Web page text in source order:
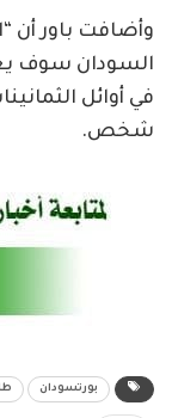
وأضافت باور أن
السودان سوف
شخص.
بورتسودان